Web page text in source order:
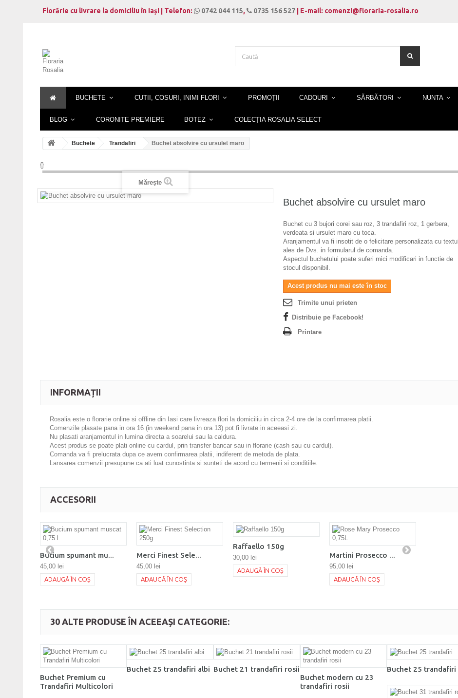
Florărie cu livrare la domiciliu în Iași | Telefon: 0742 044 115, 0735 156 527 | E-mail: comenzi@floraria-rosalia.ro
BUCHETE CUTII, COSURI, INIMI FLORI PROMOȚII CADOURI SĂRBĂTORI NUNTA
BLOG CORONITE PREMIERE BOTEZ COLECȚIA ROSALIA SELECT
Buchete Trandafiri Buchet absolvire cu ursulet maro
{}
Mărește
Buchet absolvire cu ursulet maro
Buchet cu 3 bujori corei sau roz, 3 trandafiri roz, 1 gerbera,
verdeata si ursulet maro cu toca.
Aranjamentul va fi insotit de o felicitare personalizata cu textul
ales de Dvs. in formularul de comanda.
Aspectul buchetului poate suferi mici modificari in functie de
stocul disponibil.
Acest produs nu mai este în stoc
Trimite unui prieten
Distribuie pe Facebook!
Printare
INFORMAȚII
Rosalia este o florarie online si offline din Iasi care livreaza flori la domiciliu in circa 2-4 ore de la confirmarea platii.
Comenzile plasate pana in ora 16 (in weekend pana in ora 13) pot fi livrate in aceeasi zi.
Nu plasati aranjamentul in lumina directa a soarelui sau la caldura.
Acest produs se poate plati online cu cardul, prin transfer bancar sau in florarie (cash sau cu cardul).
Comanda va fi prelucrata dupa ce avem confirmarea platii, indiferent de metoda de plata.
Lansarea comenzii presupune ca ati luat cunostinta si sunteti de acord cu termenii si conditiile.
ACCESORII
Bucium spumant mu...
45,00 lei
ADAUGĂ ÎN COŞ
Merci Finest Sele...
45,00 lei
ADAUGĂ ÎN COŞ
Raffaello 150g
30,00 lei
ADAUGĂ ÎN COŞ
Martini Prosecco ...
95,00 lei
ADAUGĂ ÎN COŞ
30 ALTE PRODUSE ÎN ACEEAȘI CATEGORIE:
Buchet Premium cu
Trandafiri Multicolori
Buchet 25 trandafiri albi Buchet 21 trandafiri rosii
Buchet modern cu 23
trandafiri rosii
Buchet 25 trandafiri